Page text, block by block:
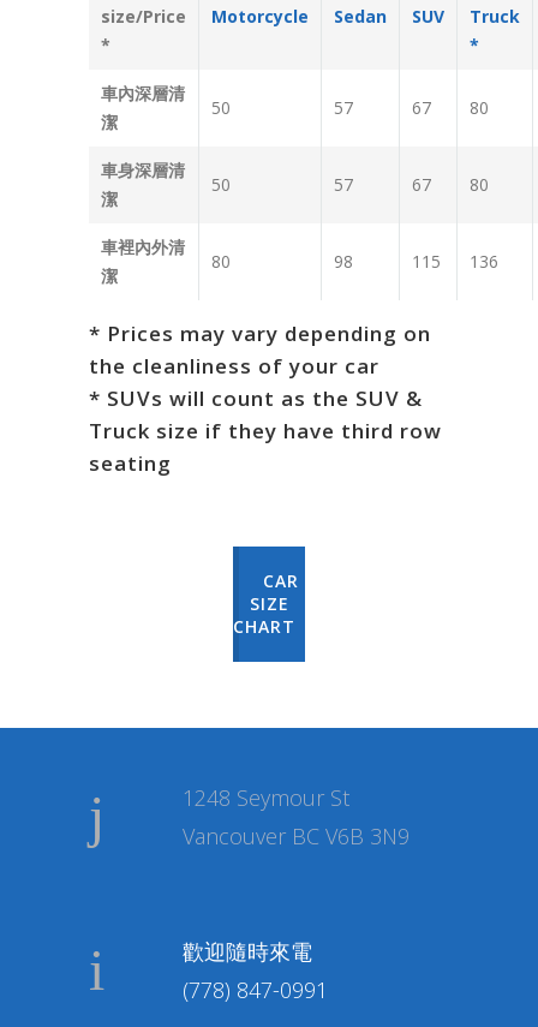
size/Price
*
Motorcycle Sedan SUV
Truck
*
車內深層清
潔
50 57 67 80
車身深層清
潔
50 57 67 80
車裡內外清
潔
80 98 115 136
* Prices may vary depending on
the cleanliness of your car
* SUVs will count as the SUV &
Truck size if they have third row
seating
CAR
SIZE
CHART
1248 Seymour St
Vancouver BC V6B 3N9
歡迎隨時來電
(778) 847-0991